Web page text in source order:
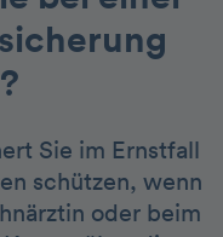
Sie im Ernstfall
schützen, wenn
oder beim